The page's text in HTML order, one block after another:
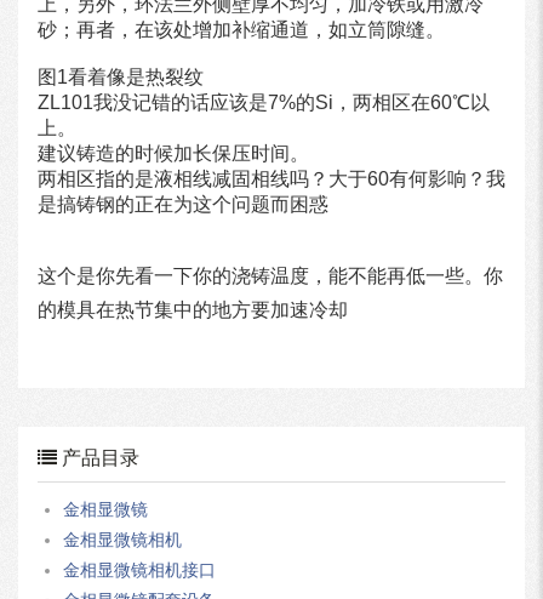
砂；再者，在该处增加补缩通道，如立筒隙缝。
图1看着像是热裂纹
ZL101我没记错的话应该是7%的Si，两相区在60℃以
上。
建议铸造的时候加长保压时间。
两相区指的是液相线减固相线吗？大于60有何影响？我
是搞铸钢的正在为这个问题而困惑
这个是你先看一下你的浇铸温度，能不能再低一些。你
的模具在热节集中的地方要加速冷却
产品目录
金相显微镜
金相显微镜相机
金相显微镜相机接口